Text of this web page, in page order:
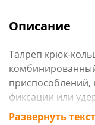
Описание
Талреп крюк-
приспособлений,
фиксации или
различными
Развернуть текст